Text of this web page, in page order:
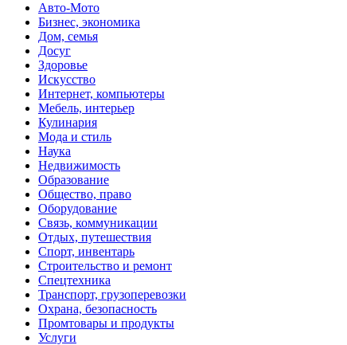
Авто-Мото
Бизнес, экономика
Дом, семья
Досуг
Здоровье
Искусство
Интернет, компьютеры
Мебель, интерьер
Кулинария
Мода и стиль
Наука
Недвижимость
Образование
Общество, право
Оборудование
Связь, коммуникации
Отдых, путешествия
Спорт, инвентарь
Строительство и ремонт
Спецтехника
Транспорт, грузоперевозки
Охрана, безопасность
Промтовары и продукты
Услуги